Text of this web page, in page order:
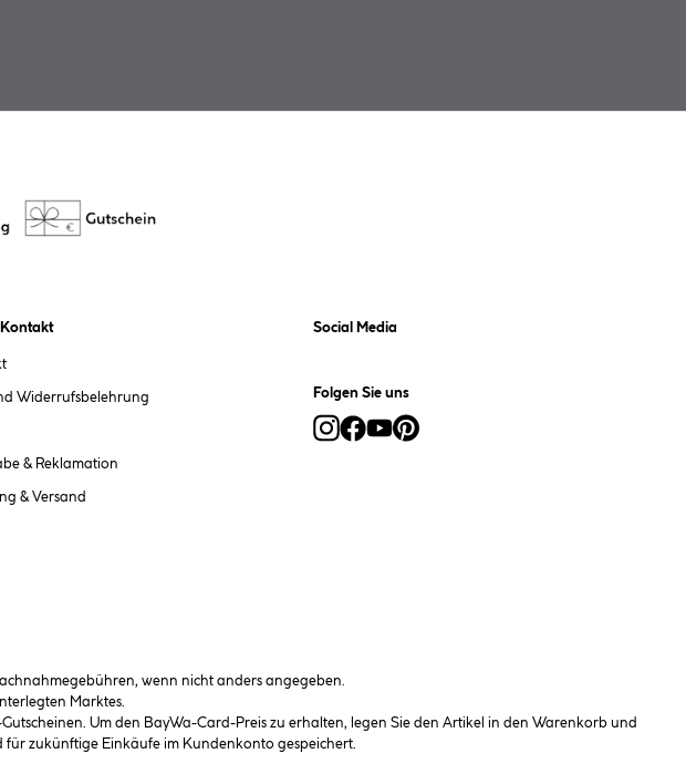
Kontakt
Widerrufsbelehrung
& Reklamation
& Versand
Social Media
Folgen Sie uns
wenn nicht anders angegeben.
Marktes.
Um den BayWa-Card-Preis zu erhalten, legen Sie den Artikel in den Warenkorb und
zukünftige Einkäufe im Kundenkonto gespeichert.